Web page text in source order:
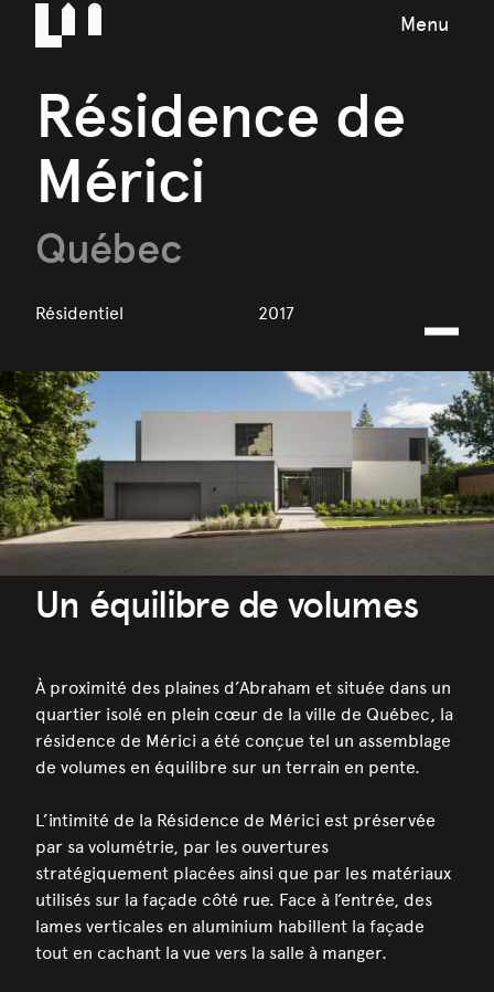
Menu
Résidence de
Mérici
Québec
Résidentiel 2017
Un équilibre de volumes
À proximité des plaines d’Abraham et située dans un
quartier isolé en plein cœur de la ville de Québec, la
résidence de Mérici a été conçue tel un assemblage
de volumes en équilibre sur un terrain en pente.
L’intimité de la Résidence de Mérici est préservée
par sa volumétrie, par les ouvertures
stratégiquement placées ainsi que par les matériaux
utilisés sur la façade côté rue. Face à l’entrée, des
lames verticales en aluminium habillent la façade
tout en cachant la vue vers la salle à manger.